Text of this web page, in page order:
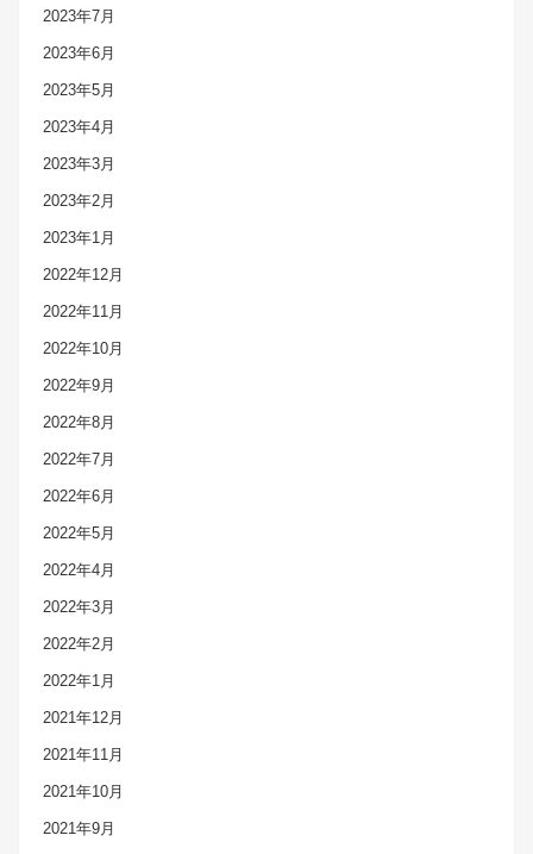
2023年7月
2023年6月
2023年5月
2023年4月
2023年3月
2023年2月
2023年1月
2022年12月
2022年11月
2022年10月
2022年9月
2022年8月
2022年7月
2022年6月
2022年5月
2022年4月
2022年3月
2022年2月
2022年1月
2021年12月
2021年11月
2021年10月
2021年9月